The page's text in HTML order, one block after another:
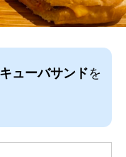
キューバサンドを